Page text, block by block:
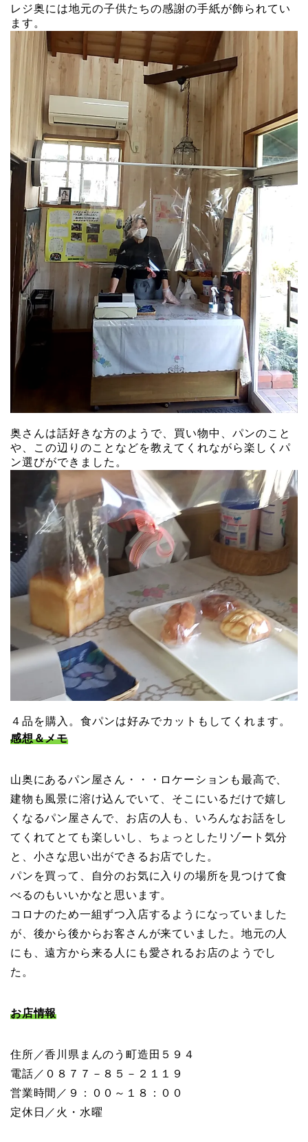
レジ奥には地元の子供たちの感謝の手紙が飾られてい
ます。
奥さんは話好きな方のようで、買い物中、パンのこと
や、この辺りのことなどを教えてくれながら楽しくパ
ン選びができました。
４品を購入。食パンは好みでカットもしてくれます。
感想＆メモ
山奥にあるパン屋さん・・・ロケーションも最高で、
建物も風景に溶け込んでいて、そこにいるだけで嬉し
くなるパン屋さんで、お店の人も、いろんなお話をし
てくれてとても楽しいし、ちょっとしたリゾート気分
と、小さな思い出ができるお店でした。
パンを買って、自分のお気に入りの場所を見つけて食
べるのもいいかなと思います。
コロナのため一組ずつ入店するようになっていました
が、後から後からお客さんが来ていました。地元の人
にも、遠方から来る人にも愛されるお店のようでし
た。
お店情報
住所／香川県まんのう町造田５９４
電話／０８７７－８５－２１１９
営業時間／９：００～１８：００
定休日／火・水曜